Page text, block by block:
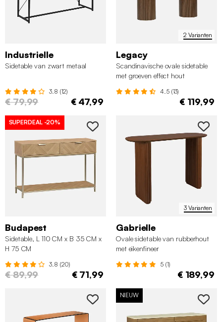
Industrielle
Sidetable van zwart metaal
3.8 (12)
€ 79,99 € 47,99
2 Varianten
Legacy
Scandinavische ovale sidetable
met groeven effect hout
4.5 (13)
€ 119,99
SUPERDEAL -20%
Budapest
Sidetable, L 110 CM x B 35 CM x
H 75 CM
3.8 (20)
€ 89,99 € 71,99
3 Varianten
Gabrielle
Ovale sidetable van rubberhout
met eikenfineer
5 (1)
€ 189,99
NIEUW